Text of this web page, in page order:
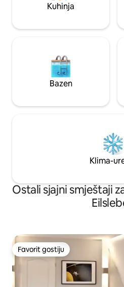
Kuhinja
Bazen
Klima-
Ostali sjajni smještaji
Favorit gostiju
Favorit gostiju